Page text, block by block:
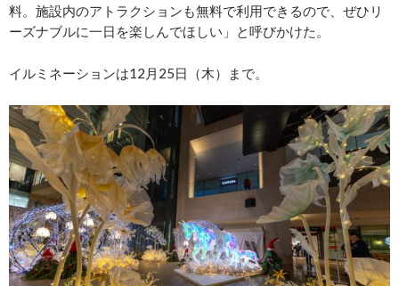
料。施設内のアトラクションも無料で利用できるので、ぜひリ
ーズナブルに一日を楽しんでほしい」と呼びかけた。
イルミネーションは12月25日（木）まで。